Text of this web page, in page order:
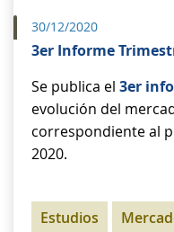
30/12/2020
3er Informe
Se publica el 3er
evolución del
correspondiente al
2020.
Estudios